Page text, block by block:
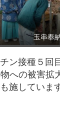
玉串奉
ン接種５回
への被害拡
施していま